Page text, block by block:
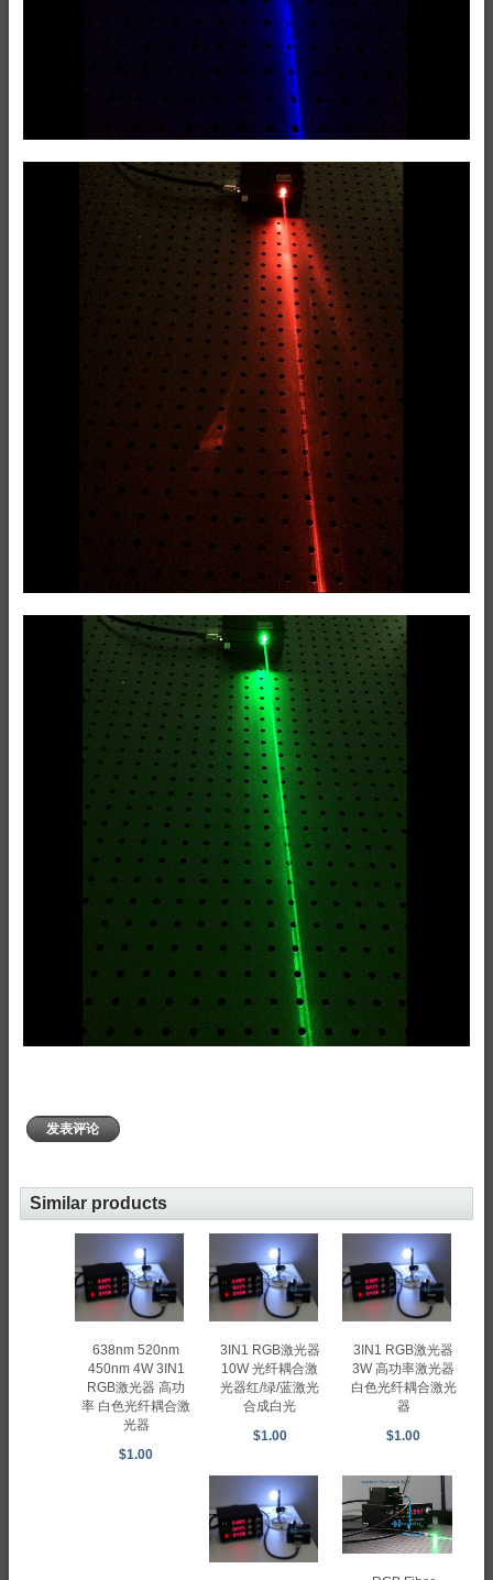
发表评论
Similar products
638nm 520nm
450nm 4W 3IN1
RGB激光器 高功
率 白色光纤耦合激
光器
$1.00
3IN1 RGB激光器
10W 光纤耦合激
光器红/绿/蓝激光
合成白光
$1.00
3IN1 RGB激光器
3W 高功率激光器
白色光纤耦合激光
器
$1.00